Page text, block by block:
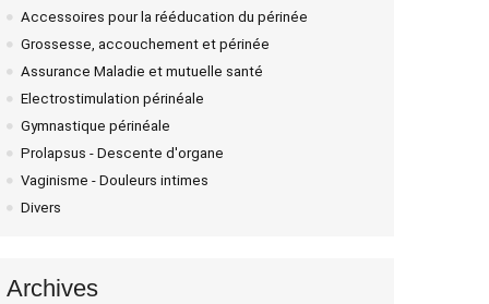
Accessoires pour la rééducation du périnée
Grossesse, accouchement et périnée
Assurance Maladie et mutuelle santé
Electrostimulation périnéale
Gymnastique périnéale
Prolapsus - Descente d'organe
Vaginisme - Douleurs intimes
Divers
Archives